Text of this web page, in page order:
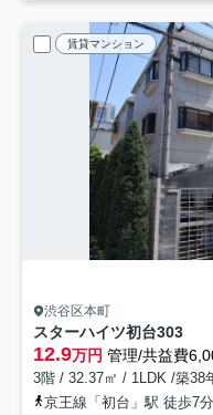
賃貸マンション
渋谷区本町
スターハイツ初台303
12.9万円 管理/共益費
3階 / 32.37㎡ / 1LDK /築38
京王線「初台」駅 徒歩7分